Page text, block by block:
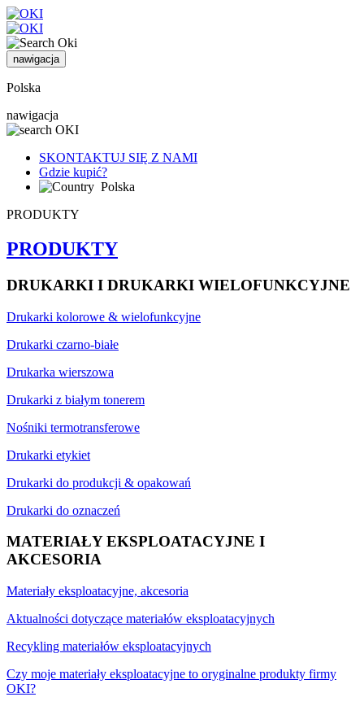
nawigacja
Polska
nawigacja
SKONTAKTUJ SIĘ Z NAMI
Gdzie kupić?
Polska
PRODUKTY
PRODUKTY
DRUKARKI I DRUKARKI WIELOFUNKCYJNE
Drukarki kolorowe & wielofunkcyjne
Drukarki czarno-białe
Drukarka wierszowa
Drukarki z białym tonerem
Nośniki termotransferowe
Drukarki etykiet
Drukarki do produkcji & opakowań
Drukarki do oznaczeń
MATERIAŁY EKSPLOATACYJNE I
AKCESORIA
Materiały eksploatacyjne, akcesoria
Aktualności dotyczące materiałów eksploatacyjnych
Recykling materiałów eksploatacyjnych
Czy moje materiały eksploatacyjne to oryginalne produkty firmy
OKI?